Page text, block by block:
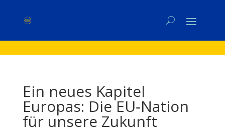
Ein neues Kapitel
Europas: Die EU‑Nation
für unsere Zukunft